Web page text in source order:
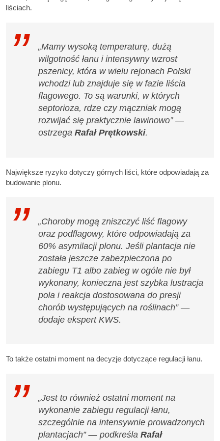
liściach.
„Mamy wysoką temperaturę, dużą
wilgotność łanu i intensywny wzrost
pszenicy, która w wielu rejonach Polski
wchodzi lub znajduje się w fazie liścia
flagowego. To są warunki, w których
septorioza, rdze czy mączniak mogą
rozwijać się praktycznie lawinowo” —
ostrzega Rafał Prętkowski.
Największe ryzyko dotyczy górnych liści, które odpowiadają za
budowanie plonu.
„Choroby mogą zniszczyć liść flagowy
oraz podflagowy, które odpowiadają za
60% asymilacji plonu. Jeśli plantacja nie
została jeszcze zabezpieczona po
zabiegu T1 albo zabieg w ogóle nie był
wykonany, konieczna jest szybka lustracja
pola i reakcja dostosowana do presji
chorób występujących na roślinach” —
dodaje ekspert KWS.
To także ostatni moment na decyzje dotyczące regulacji łanu.
„Jest to również ostatni moment na
wykonanie zabiegu regulacji łanu,
szczególnie na intensywnie prowadzonych
plantacjach” — podkreśla Rafał